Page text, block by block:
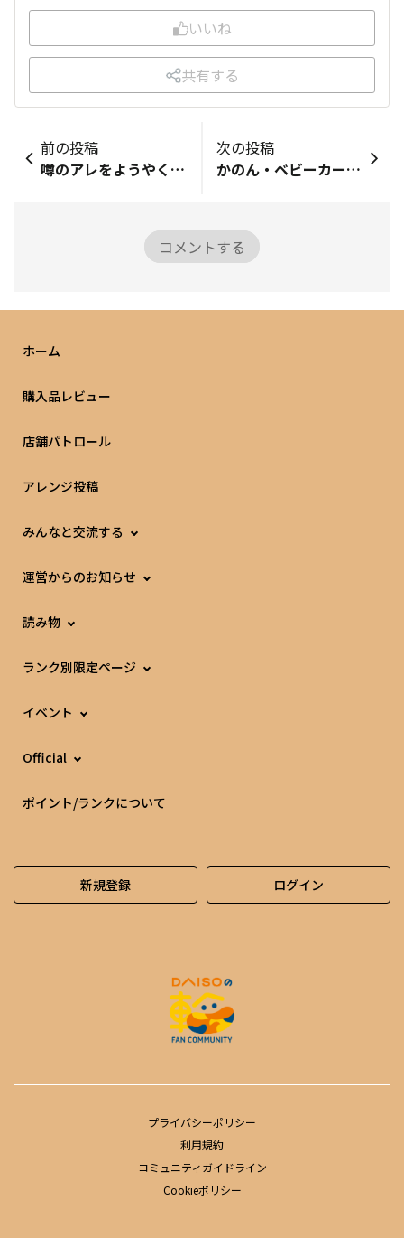
いいね
共有する
前の投稿
噂のアレをようやく試せた！
次の投稿
かのん・ベビーカーのような花ぐるま
コメントする
ホーム
購入品レビュー
店舗パトロール
アレンジ投稿
みんなと交流する
運営からのお知らせ
読み物
ランク別限定ページ
イベント
Official
ポイント/ランクについて
新規登録 ログイン
プライバシーポリシー
利用規約
コミュニティガイドライン
Cookieポリシー